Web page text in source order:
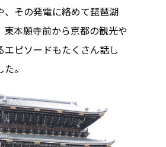
、その発電に絡めて琵琶湖
東本願寺前から京都の観光や
エピソードもたくさん話し
。